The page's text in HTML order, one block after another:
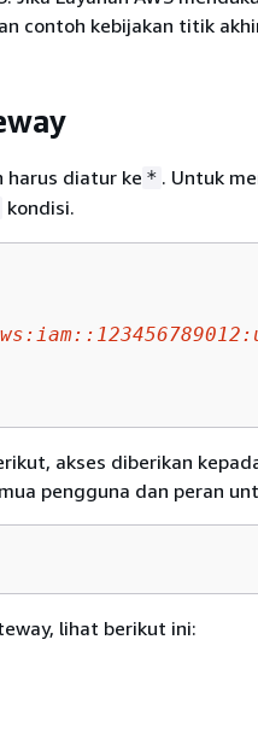
contoh kebijakan titik
harus diatur ke * . Untuk
kondisi.
akses diberikan
pengguna dan peran
lihat berikut ini: